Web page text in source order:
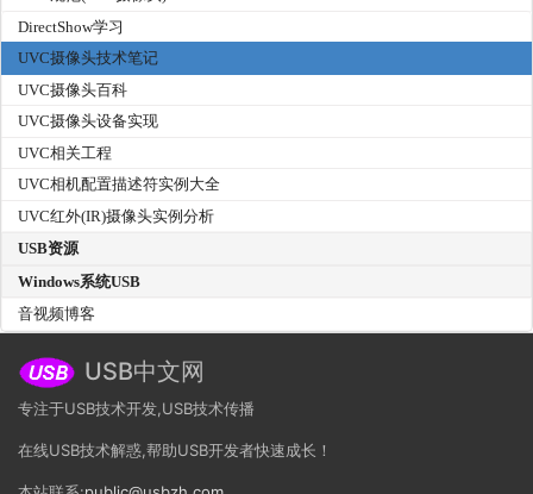
DirectShow学习
UVC摄像头技术笔记
UVC摄像头百科
UVC摄像头设备实现
UVC相关工程
UVC相机配置描述符实例大全
UVC红外(IR)摄像头实例分析
USB资源
Windows系统USB
音视频博客
USB中文网
专注于USB技术开发,USB技术传播
在线USB技术解惑,帮助USB开发者快速成长！